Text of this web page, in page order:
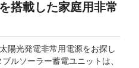
搭載した家庭用非常
陽光発電非常用電源をお探し
ルソーラー蓄電ユニットは、